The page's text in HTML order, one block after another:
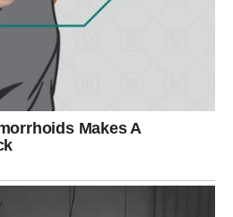
mnogo putovanja, novih ljudi i
potpuno promijeniti pogled na